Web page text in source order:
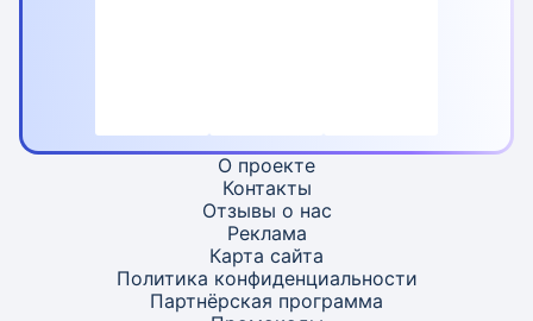
О проекте
Контакты
Отзывы о нас
Реклама
Карта сайта
Политика конфиденциальности
Партнёрская программа